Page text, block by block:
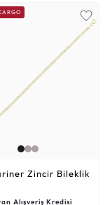
Zincir Bileklik
Alışveriş Kredisi